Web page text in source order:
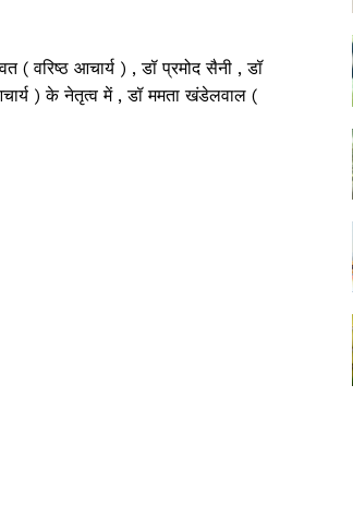
वरिष्ठ आचार्य ) , डॉ प्रमोद सैनी , डॉ
) के नेतृत्व में , डॉ ममता खंडेलवाल (